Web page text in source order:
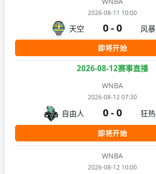
2026-08-11 10:00
天空 0 - 0 风暴
即将开始
2026-08-12赛事直播
WNBA
2026-08-12 07:30
自由人 0 - 0 狂热
即将开始
WNBA
2026-08-12 10:00